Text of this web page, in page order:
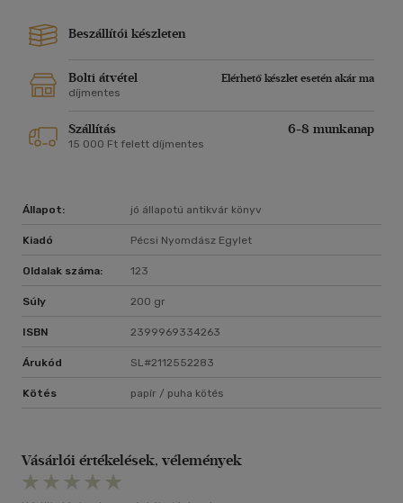
Beszállítói készleten
Bolti átvétel
Elérhető készlet esetén akár ma
díjmentes
Szállítás 6-8 munkanap
15 000 Ft felett díjmentes
Állapot: jó állapotú antikvár könyv
Kiadó Pécsi Nyomdász Egylet
Oldalak száma: 123
Súly 200 gr
ISBN 2399969334263
Árukód SL#2112552283
Kötés papír / puha kötés
Vásárlói értékelések, vélemények